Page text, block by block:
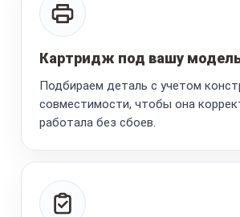
Картридж под вашу
Подбираем деталь с учетом
совместимости, чтобы она
работала без сбоев.